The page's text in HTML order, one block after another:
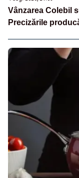
Vânzarea Colebil
Precizările